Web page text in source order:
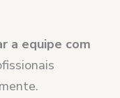
a equipe com